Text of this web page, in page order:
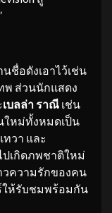
ชื่อดังเอาไว้เช่น
พ ส่วนนักแสดง
เบลล่า ราณี เช่น
ใหม่ทั้งหมดเป็น
วา และ
ปเกิดภพชาติใหม่
วความรักของคน
ให้รับชมพร้อมกัน